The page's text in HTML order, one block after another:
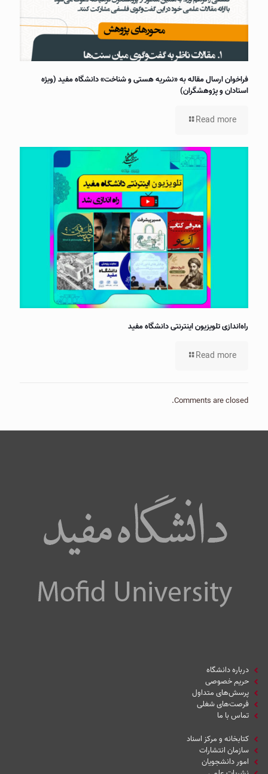
فراخوان ارسال مقاله به «نشریه هستی و شناخت» دانشگاه مفید (ویژه
استادان و پژوهشگران)
Read more
راه‌اندازی تلویزیون اینترنتی دانشگاه مفید
Read more
Comments are closed.
درباره دانشگاه
حریم خصوصی
پرسش‌های متداول
فرصت‌های شغلی
تماس با ما
کتابخانه و مرکز اسناد
سازمان انتشارات
امور دانشجویان